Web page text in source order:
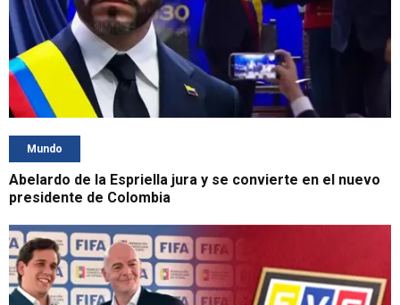
Mundo
Abelardo de la Espriella jura y se convierte en el nuevo
presidente de Colombia